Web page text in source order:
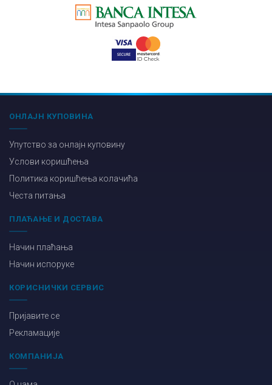
ОНЛАЈН КУПОВИНА
Упутство за онлајн куповину
Услови коришћења
Политика коришћења колачића
Честа питања
ПЛАЋАЊЕ И ДОСТАВА
Начин плаћања
Начин испоруке
КОРИСНИЧКИ СЕРВИС
Пријавите се
Рекламације
КОМПАНИЈА